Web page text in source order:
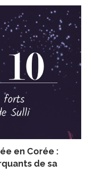
en Corée :
de sa